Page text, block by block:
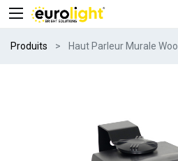
Produits Haut Parleur Murale